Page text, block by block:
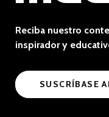
Reciba nuestro
inspirador y
SUSCRÍBASE